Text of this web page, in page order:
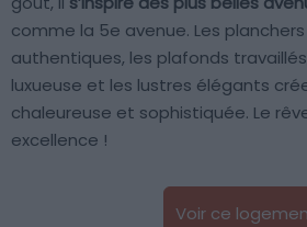
comme la 5e avenue. Les
authentiques, les plafonds
luxueuse et les lustres élégants
chaleureuse et sophistiquée. Le
excellence !
Voir ce